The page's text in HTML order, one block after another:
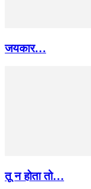
जयकार…
तू न होता तो…